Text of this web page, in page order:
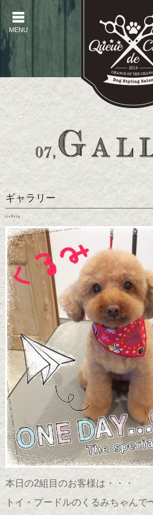
MENU
ギャラリー
Gallery
本日の2組目のお客様は・・・
トイ・プードルのくるみちゃんで〜